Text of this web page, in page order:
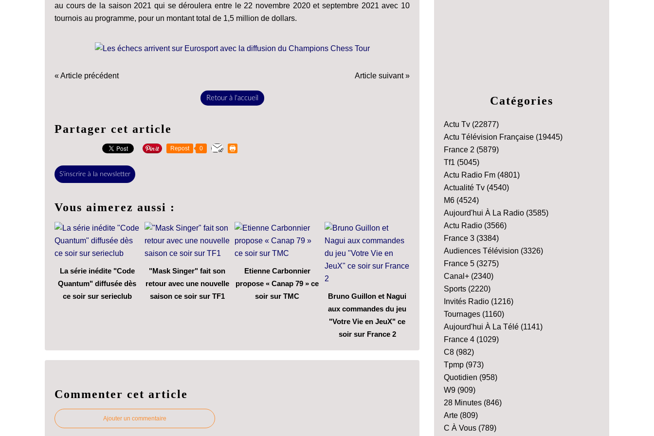
au cours de la saison 2021 qui se déroulera entre le 22 novembre 2020 et septembre 2021 avec 10
tournois au programme, pour un montant total de 1,5 million de dollars.
« Article précédent Article suivant »
Retour à l'accueil
Partager cet article
Repost 0
S'inscrire à la newsletter
Vous aimerez aussi :
La série inédite "Code
Quantum" diffusée dès
ce soir sur serieclub
"Mask Singer" fait son
retour avec une nouvelle
saison ce soir sur TF1
Etienne Carbonnier
propose « Canap 79 » ce
soir sur TMC
Bruno Guillon et Nagui
aux commandes du jeu
"Votre Vie en JeuX" ce
soir sur France 2
Commenter cet article
Ajouter un commentaire
Catégories
Actu Tv (22877)
Actu Télévision Française (19445)
France 2 (5879)
Tf1 (5045)
Actu Radio Fm (4801)
Actualité Tv (4540)
M6 (4524)
Aujourd'hui À La Radio (3585)
Actu Radio (3566)
France 3 (3384)
Audiences Télévision (3326)
France 5 (3275)
Canal+ (2340)
Sports (2220)
Invités Radio (1216)
Tournages (1160)
Aujourd'hui À La Télé (1141)
France 4 (1029)
C8 (982)
Tpmp (973)
Quotidien (958)
W9 (909)
28 Minutes (846)
Arte (809)
C À Vous (789)